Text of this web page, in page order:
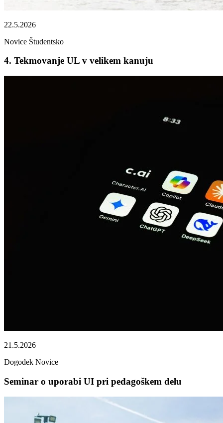
22.5.2026
Novice Študentsko
4. Tekmovanje UL v velikem kanuju
21.5.2026
Dogodek Novice
Seminar o uporabi UI pri pedagoškem delu